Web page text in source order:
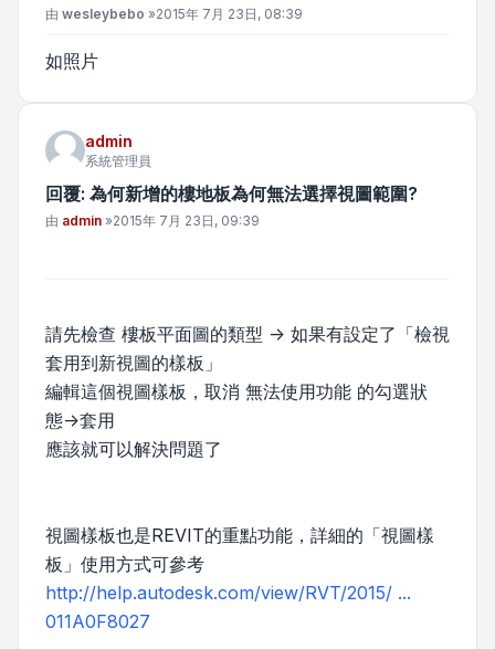
文章
由 wesleybebo »2015年 7月 23日, 08:39
如照片
admin
系統管理員
回覆: 為何新增的樓地板為何無法選擇視圖範圍?
文章
由 admin »2015年 7月 23日, 09:39
請先檢查 樓板平面圖的類型 -> 如果有設定了「檢視
套用到新視圖的樣板」
編輯這個視圖樣板，取消 無法使用功能 的勾選狀
態->套用
應該就可以解決問題了
視圖樣板也是REVIT的重點功能，詳細的「視圖樣
板」使用方式可參考
http://help.autodesk.com/view/RVT/2015/ ...
011A0F8027